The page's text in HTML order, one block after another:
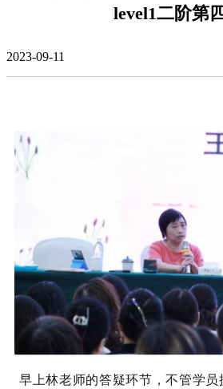
level1二阶第
2023-09-11
早上林老师的答疑环节，不管学